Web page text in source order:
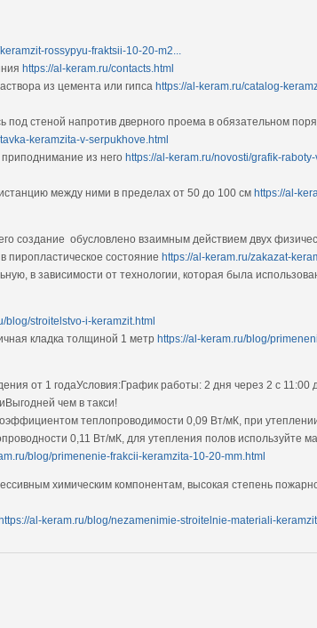
rossypyu-fraktsii-10-20-m2...
https://al-keram.ru/contacts.html
из цемента или гипса https://al-keram.ru/catalog-
под стеной напротив дверного проема в обязательном
keramzita-v-serpukhove.html
из него https://al-keram.ru/novosti/grafik-
между ними в пределах от 50 до 100 см https://al-
создание обусловлено взаимным действием двух
пиропластическое состояние https://al-keram.ru/zakazat-
в зависимости от технологии, которая была
blog/stroitelstvo-i-keramzit.html
кладка толщиной 1 метр https://al-keram.ru/blog/
от 1 годаУсловия:График работы: 2 дня через 2 с 11:00
чем в такси!
теплопроводимости 0,09 Вт/мК, при
0,11 Вт/мК, для утепления полов используйте
blog/primenenie-frakcii-keramzita-10-20-mm.html
химическим компонентам, высокая степень
al-keram.ru/blog/nezamenimie-stroitelnie-materiali-